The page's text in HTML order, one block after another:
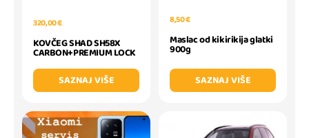
320,00 €
KOVČEG SHAD SH58X
CARBON+PREMIUM LOCK
SAZNAJ VIŠE
8,50 €
Maslac od kikirikija glatki
900g
SAZNAJ VIŠE